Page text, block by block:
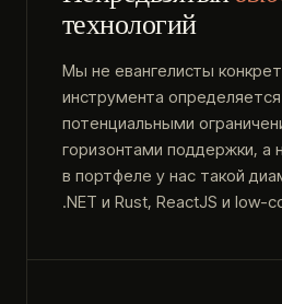
технологий
Мы не евангелисты
инструмента
потенциальными
горизонтами поддержки,
в портфеле у нас такой
.NET и Rust, ReactJS и low-